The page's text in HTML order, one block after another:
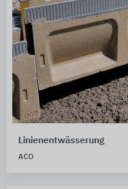
Linienentwässerung
ACO